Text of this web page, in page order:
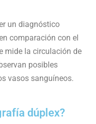
un diagnóstico
comparación con el
mide la circulación de
posibles
vasos sanguíneos.
dúplex?